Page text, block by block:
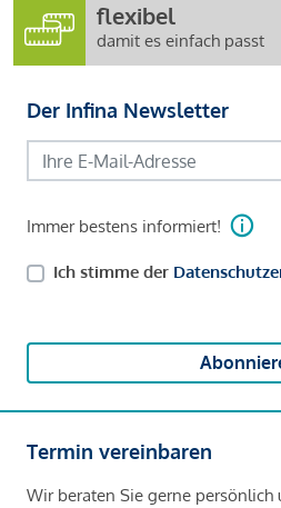
flexibel
damit es einfach passt
Der Infina Newsletter
Immer bestens informiert!
Ich stimme der
Termin vereinbaren
Wir beraten Sie gerne